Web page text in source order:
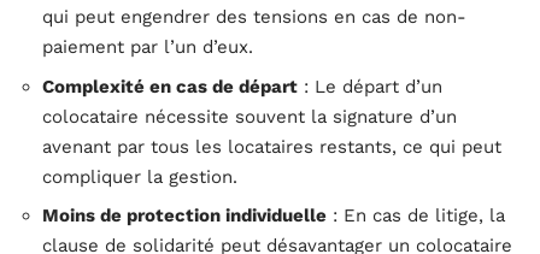
qui peut engendrer des tensions en cas de non-
paiement par l’un d’eux.
Complexité en cas de départ : Le départ d’un
colocataire nécessite souvent la signature d’un
avenant par tous les locataires restants, ce qui peut
compliquer la gestion.
Moins de protection individuelle : En cas de litige, la
clause de solidarité peut désavantager un colocataire